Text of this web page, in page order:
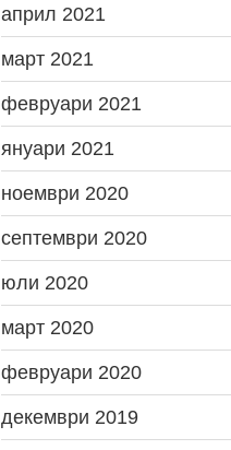
април 2021
март 2021
февруари 2021
януари 2021
ноември 2020
септември 2020
юли 2020
март 2020
февруари 2020
декември 2019